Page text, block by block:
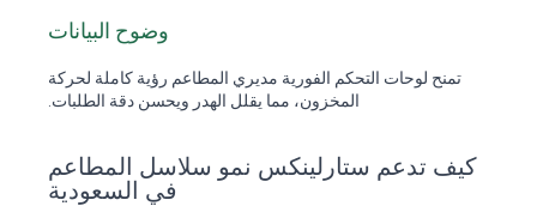
وضوح البيانات
تمنح لوحات التحكم الفورية مديري المطاعم رؤية كاملة لحركة
المخزون، مما يقلل الهدر ويحسن دقة الطلبات.
كيف تدعم ستارلينكس نمو سلاسل المطاعم
في السعودية